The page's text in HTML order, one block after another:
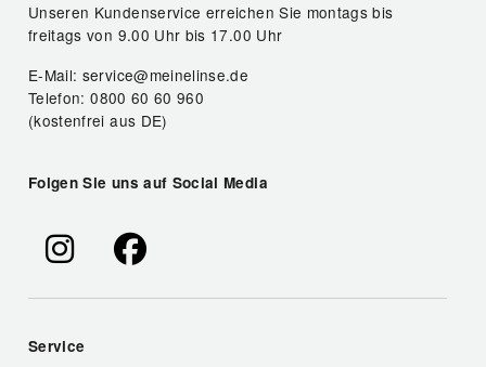
Unseren Kundenservice erreichen Sie montags bis
freitags von 9.00 Uhr bis 17.00 Uhr
E-Mail: service@meinelinse.de
Telefon: 0800 60 60 960
(kostenfrei aus DE)
Folgen Sie uns auf Social Media
Service